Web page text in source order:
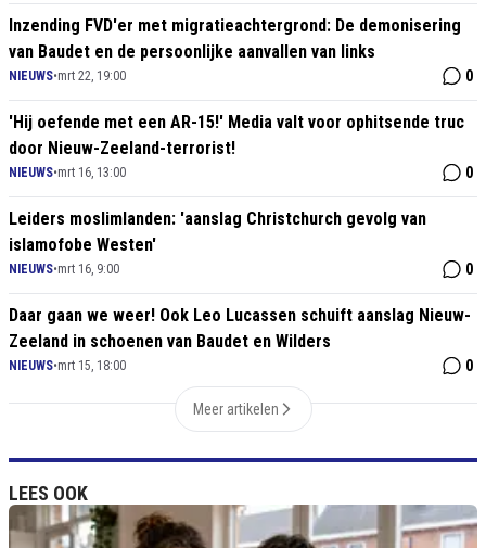
Inzending FVD'er met migratieachtergrond: De demonisering
van Baudet en de persoonlijke aanvallen van links
NIEUWS•mrt 22, 19:00 0
'Hij oefende met een AR-15!' Media valt voor ophitsende truc
door Nieuw-Zeeland-terrorist!
NIEUWS•mrt 16, 13:00 0
Leiders moslimlanden: 'aanslag Christchurch gevolg van
islamofobe Westen'
NIEUWS•mrt 16, 9:00 0
Daar gaan we weer! Ook Leo Lucassen schuift aanslag Nieuw-
Zeeland in schoenen van Baudet en Wilders
NIEUWS•mrt 15, 18:00 0
Meer artikelen
LEES OOK